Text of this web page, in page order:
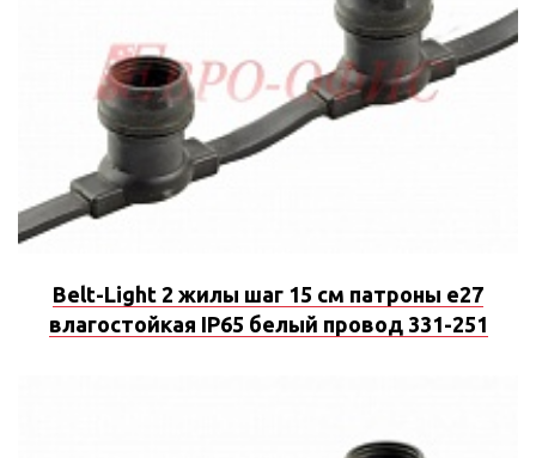
Belt-Light 2 жилы шаг 15 см патроны e27
влагостойкая IP65 белый провод 331-251